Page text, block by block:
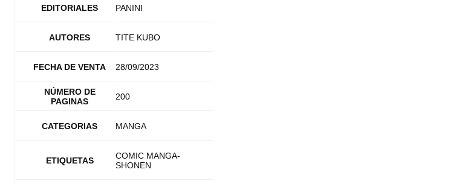
EDITORIALES PANINI
AUTORES TITE KUBO
FECHA DE VENTA 28/09/2023
NÚMERO DE
PAGINAS
200
CATEGORIAS MANGA
ETIQUETAS
COMIC MANGA-
SHONEN